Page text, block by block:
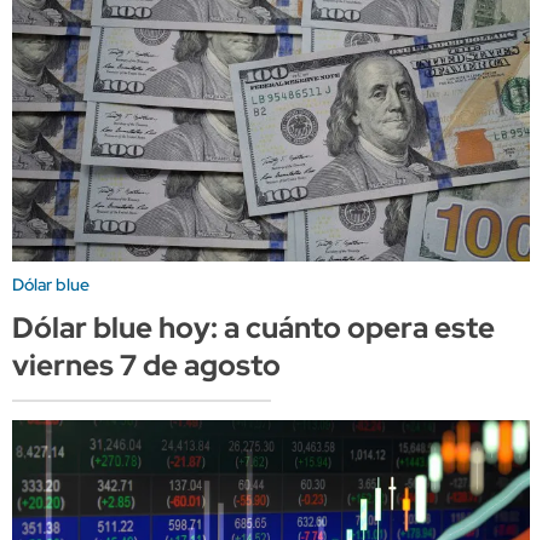
Dólar blue
Dólar blue hoy: a cuánto opera este
viernes 7 de agosto